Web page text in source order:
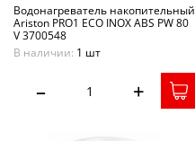
Водонагреватель накопительный
Ariston PRO1 ECO INOX ABS PW 80
V 3700548
В наличии: 1 шт
– +